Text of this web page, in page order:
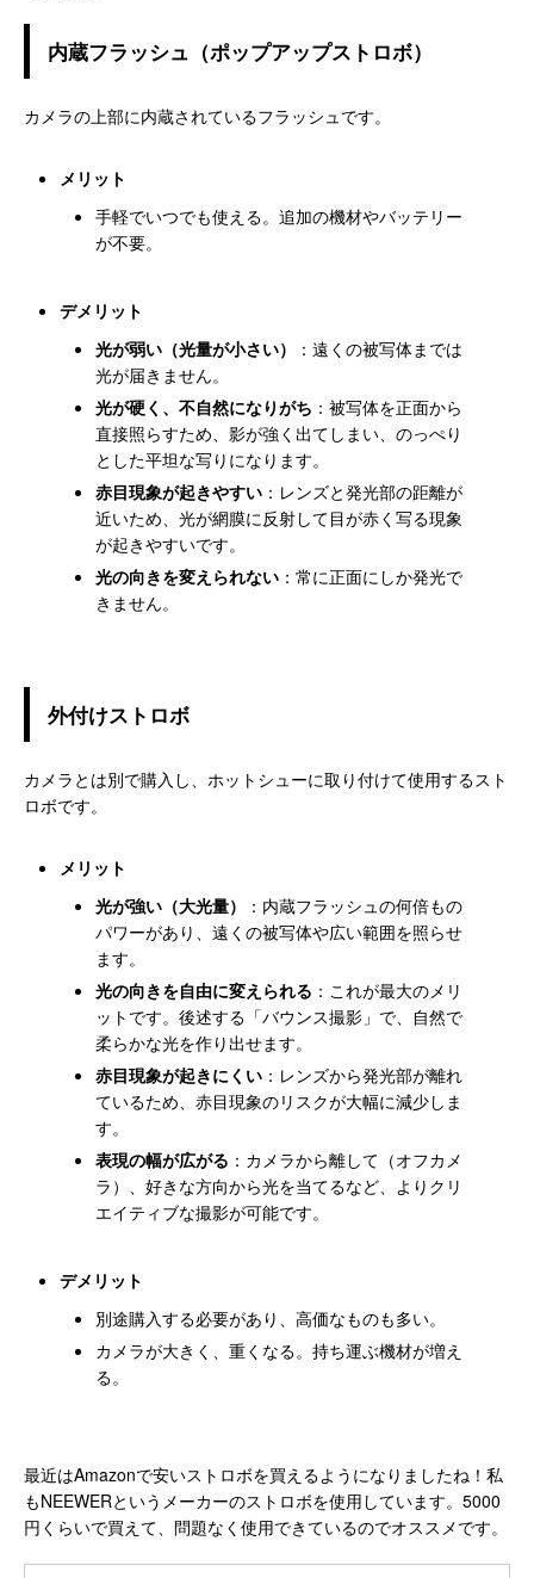
内蔵フラッシュ（ポップアップストロボ）
カメラの上部に内蔵されているフラッシュです。
メリット
手軽でいつでも使える。追加の機材やバッテリー
が不要。
デメリット
光が弱い（光量が小さい）
：遠くの被写体までは
光が届きません。
光が硬く、不自然になりがち ：被写体を正面から
直接照らすため、影が強く出てしまい、のっぺり
とした平坦な写りになります。
赤目現象が起きやすい ：レンズと発光部の距離が
近いため、光が網膜に反射して目が赤く写る現象
が起きやすいです。
光の向きを変えられない ：常に正面にしか発光で
きません。
外付けストロボ
カメラとは別で購入し、ホットシューに取り付けて使用するスト
ロボです。
メリット
光が強い（大光量）
：内蔵フラッシュの何倍もの
パワーがあり、遠くの被写体や広い範囲を照らせ
ます。
光の向きを自由に変えられる ：これが最大のメリ
ットです。後述する「バウンス撮影」で、自然で
柔らかな光を作り出せます。
赤目現象が起きにくい ：レンズから発光部が離れ
ているため、赤目現象のリスクが大幅に減少しま
す。
表現の幅が広がる ：カメラから離して（オフカメ
ラ）、好きな方向から光を当てるなど、よりクリ
エイティブな撮影が可能です。
デメリット
別途購入する必要があり、高価なものも多い。
カメラが大きく、重くなる。持ち運ぶ機材が増え
る。
最近はAmazonで安いストロボを買えるようになりましたね！私
もNEEWERというメーカーのストロボを使用しています。5000
円くらいで買えて、問題なく使用できているのでオススメです。